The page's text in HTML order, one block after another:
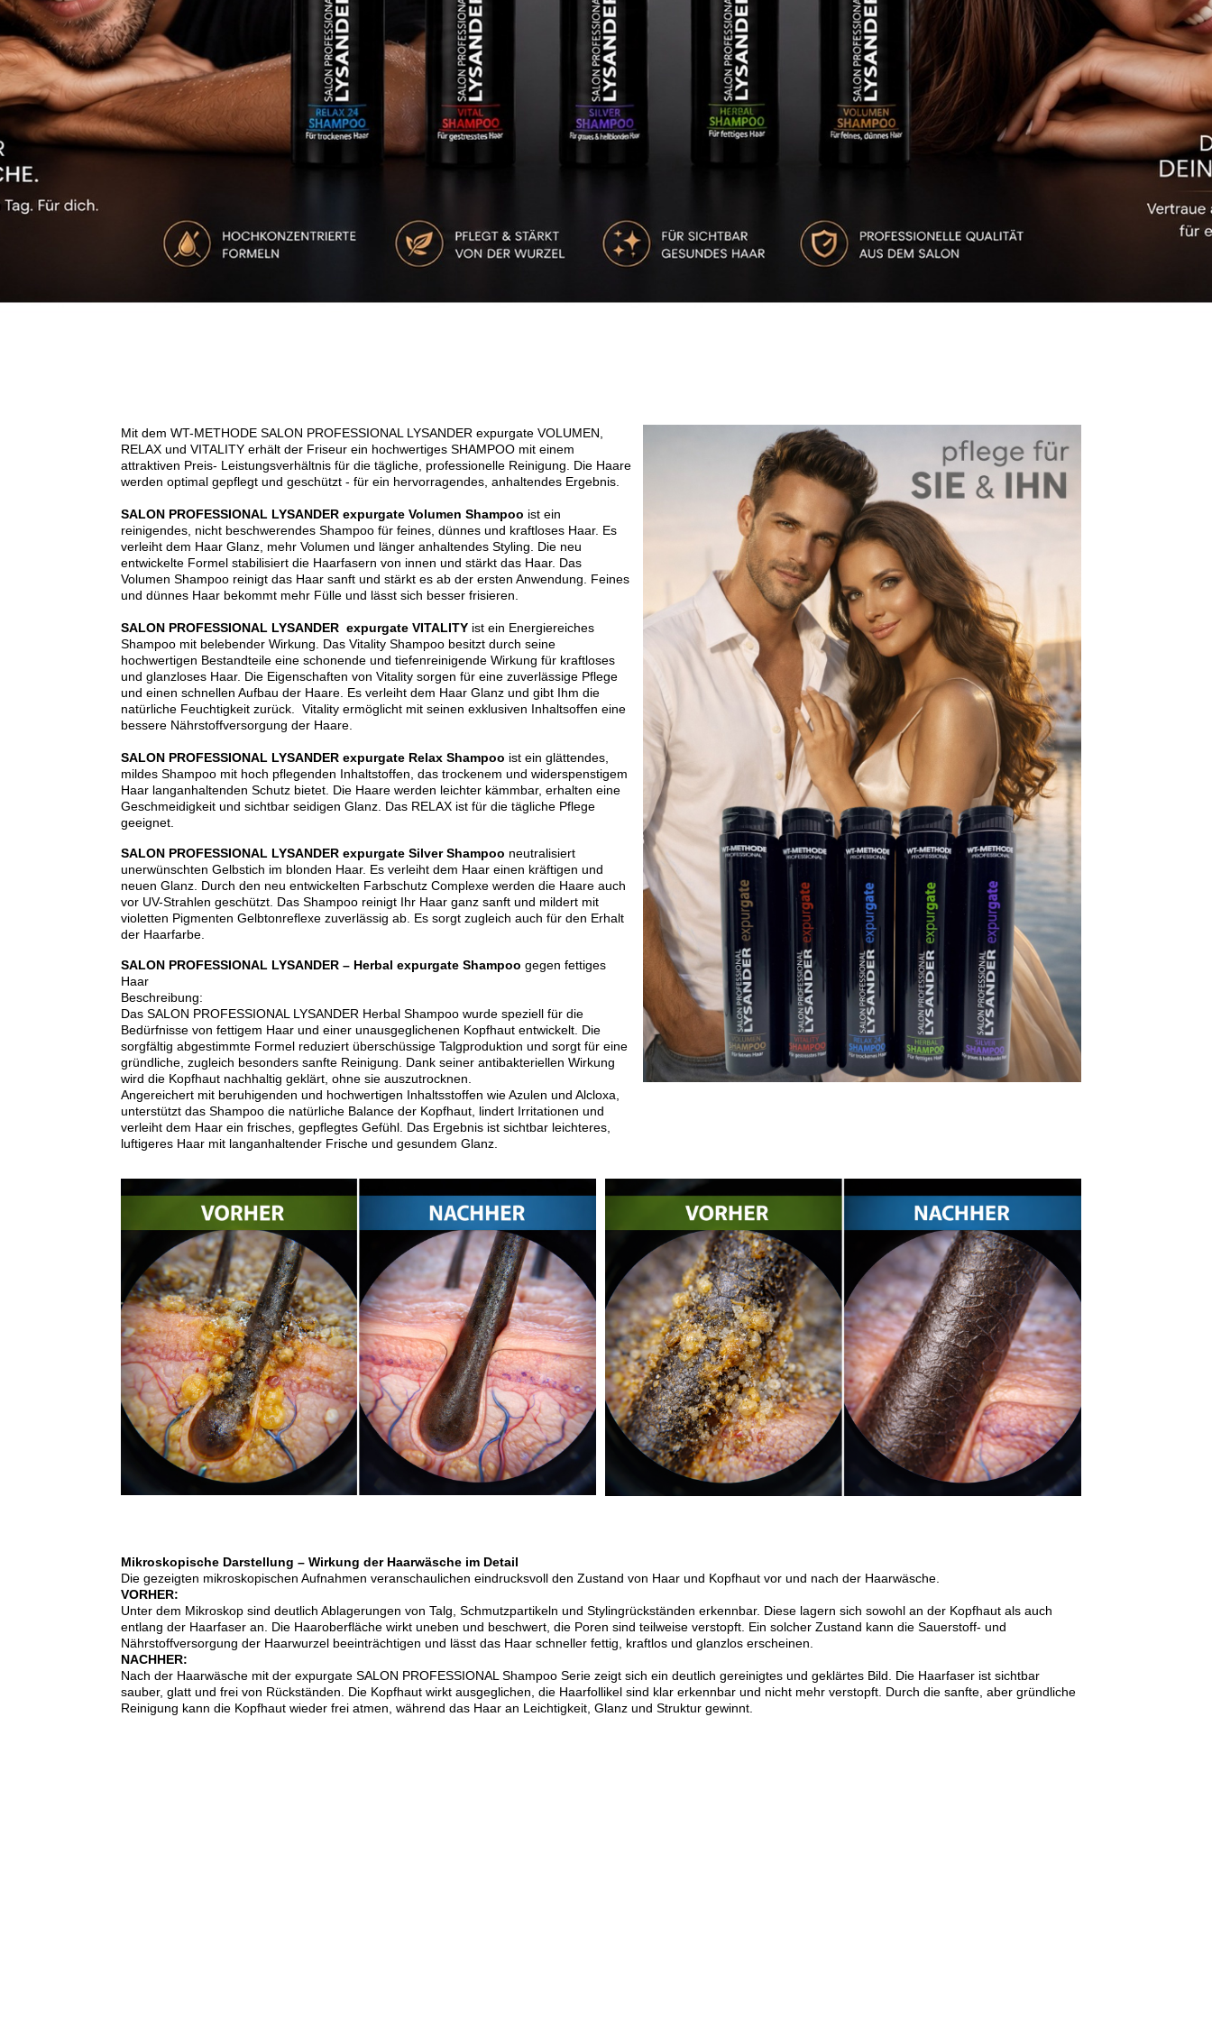
PROFESSIONAL
Mit dem WT-METHODE SALON PROFESSIONAL LYSANDER expurgate VOLUMEN,
RELAX und VITALITY erhält der Friseur ein hochwertiges SHAMPOO mit einem
attraktiven Preis- Leistungsverhältnis für die tägliche, professionelle Reinigung. Die Haare
werden optimal gepflegt und geschützt - für ein hervorragendes, anhaltendes Ergebnis.
SALON PROFESSIONAL LYSANDER expurgate Volumen Shampoo ist ein
reinigendes, nicht beschwerendes Shampoo für feines, dünnes und kraftloses Haar. Es
verleiht dem Haar Glanz, mehr Volumen und länger anhaltendes Styling. Die neu
entwickelte Formel stabilisiert die Haarfasern von innen und stärkt das Haar. Das
Volumen Shampoo reinigt das Haar sanft und stärkt es ab der ersten Anwendung. Feines
und dünnes Haar bekommt mehr Fülle und lässt sich besser frisieren.
SALON PROFESSIONAL LYSANDER expurgate VITALITY ist ein Energiereiches
Shampoo mit belebender Wirkung. Das Vitality Shampoo besitzt durch seine
hochwertigen Bestandteile eine schonende und tiefenreinigende Wirkung für kraftloses
und glanzloses Haar. Die Eigenschaften von Vitality sorgen für eine zuverlässige Pflege
und einen schnellen Aufbau der Haare. Es verleiht dem Haar Glanz und gibt Ihm die
natürliche Feuchtigkeit zurück. Vitality ermöglicht mit seinen exklusiven Inhaltsoffen eine
bessere Nährstoffversorgung der Haare.
SALON PROFESSIONAL LYSANDER expurgate Relax Shampoo ist ein glättendes,
mildes Shampoo mit hoch pflegenden Inhaltstoffen, das trockenem und widerspenstigem
Haar langanhaltenden Schutz bietet. Die Haare werden leichter kämmbar, erhalten eine
Geschmeidigkeit und sichtbar seidigen Glanz. Das RELAX ist für die tägliche Pflege
geeignet.
SALON PROFESSIONAL LYSANDER expurgate Silver Shampoo neutralisiert
unerwünschten Gelbstich im blonden Haar. Es verleiht dem Haar einen kräftigen und
neuen Glanz. Durch den neu entwickelten Farbschutz Complexe werden die Haare auch
vor UV-Strahlen geschützt. Das Shampoo reinigt Ihr Haar ganz sanft und mildert mit
violetten Pigmenten Gelbtonreflexe zuverlässig ab. Es sorgt zugleich auch für den Erhalt
der Haarfarbe.
SALON PROFESSIONAL LYSANDER – Herbal expurgate Shampoo gegen fettiges
Haar
Beschreibung:
Das SALON PROFESSIONAL LYSANDER Herbal Shampoo wurde speziell für die
Bedürfnisse von fettigem Haar und einer unausgeglichenen Kopfhaut entwickelt. Die
sorgfältig abgestimmte Formel reduziert überschüssige Talgproduktion und sorgt für eine
gründliche, zugleich besonders sanfte Reinigung. Dank seiner antibakteriellen Wirkung
wird die Kopfhaut nachhaltig geklärt, ohne sie auszutrocknen.
Angereichert mit beruhigenden und hochwertigen Inhaltsstoffen wie Azulen und Alcloxa,
unterstützt das Shampoo die natürliche Balance der Kopfhaut, lindert Irritationen und
verleiht dem Haar ein frisches, gepflegtes Gefühl. Das Ergebnis ist sichtbar leichteres,
luftigeres Haar mit langanhaltender Frische und gesundem Glanz.
Mikroskopische Darstellung – Wirkung der Haarwäsche im Detail
Die gezeigten mikroskopischen Aufnahmen veranschaulichen eindrucksvoll den Zustand von Haar und Kopfhaut vor und nach der Haarwäsche.
VORHER:
Unter dem Mikroskop sind deutlich Ablagerungen von Talg, Schmutzpartikeln und Stylingrückständen erkennbar. Diese lagern sich sowohl an der Kopfhaut als auch
entlang der Haarfaser an. Die Haaroberfläche wirkt uneben und beschwert, die Poren sind teilweise verstopft. Ein solcher Zustand kann die Sauerstoff- und
Nährstoffversorgung der Haarwurzel beeinträchtigen und lässt das Haar schneller fettig, kraftlos und glanzlos erscheinen.
NACHHER:
Nach der Haarwäsche mit der expurgate SALON PROFESSIONAL Shampoo Serie zeigt sich ein deutlich gereinigtes und geklärtes Bild. Die Haarfaser ist sichtbar
sauber, glatt und frei von Rückständen. Die Kopfhaut wirkt ausgeglichen, die Haarfollikel sind klar erkennbar und nicht mehr verstopft. Durch die sanfte, aber gründliche
Reinigung kann die Kopfhaut wieder frei atmen, während das Haar an Leichtigkeit, Glanz und Struktur gewinnt.